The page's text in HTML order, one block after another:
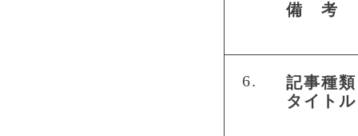
備 考
6.
記事種類
タイトル